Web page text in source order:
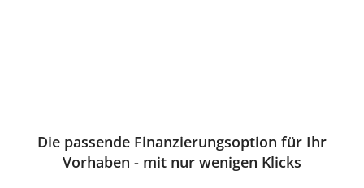
Die passende Finanzierungsoption für Ihr
Vorhaben - mit nur wenigen Klicks